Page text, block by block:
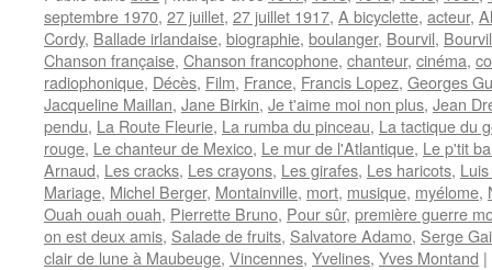
septembre 1970, 27 juillet, 27 juillet 1917, A bicyclette, acteur,
Cordy, Ballade irlandaise, biographie, boulanger, Bourvil,
Chanson française, Chanson francophone, chanteur, cinéma,
radiophonique, Décès, Film, France, Francis Lopez, Georges
Jacqueline Maillan, Jane Birkin, Je t'aime moi non plus, Jean
pendu, La Route Fleurie, La rumba du pinceau, La tactique du
rouge, Le chanteur de Mexico, Le mur de l'Atlantique, Le p'tit
Arnaud, Les cracks, Les crayons, Les girafes, Les haricots,
Mariage, Michel Berger, Montainville, mort, musique, myélome,
Ouah ouah ouah, Pierrette Bruno, Pour sûr, première guerre
on est deux amis, Salade de fruits, Salvatore Adamo, Serge
clair de lune à Maubeuge, Vincennes, Yvelines, Yves Montand |